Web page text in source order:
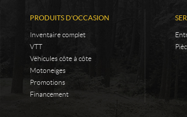
PRODUITS D'OCCASION
Inventaire complet
VTT
Véhicules côte à côte
Motoneiges
Promotions
Financement